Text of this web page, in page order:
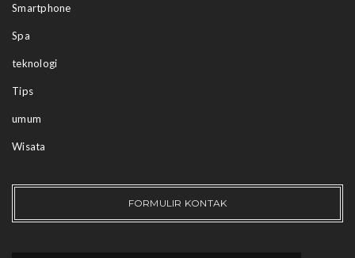
Smartphone
Spa
teknologi
Tips
umum
Wisata
FORMULIR KONTAK